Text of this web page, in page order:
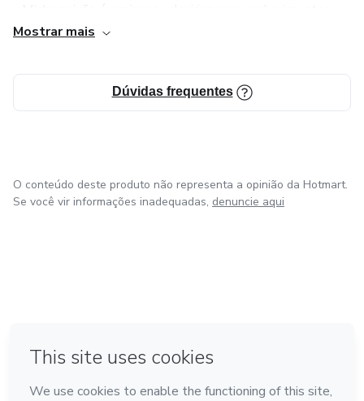
portanto a criação da conta no hotmart foi para poder
possa trazer praticidade e conhecimento simplificado para
quem adquirir meus produtos.
Mostrar mais
Dúvidas frequentes
O conteúdo deste produto não representa a opinião da Hotmart.
Se você vir informações inadequadas, denuncie aqui
Feito com ❤ na Cidade do México